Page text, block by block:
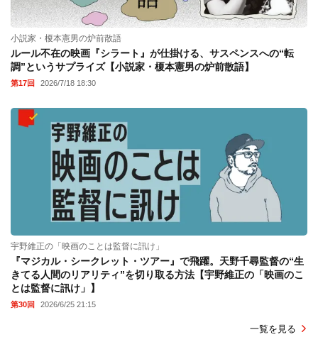
小説家・榎本憲男の炉前散語
ルール不在の映画『シラート』が仕掛ける、サスペンスへの“転
調”というサプライズ【小説家・榎本憲男の炉前散語】
第17回 2026/7/18 18:30
宇野維正の「映画のことは監督に訊け」
『マジカル・シークレット・ツアー』で飛躍。天野千尋監督の“生
きてる人間のリアリティ”を切り取る方法【宇野維正の「映画のこ
とは監督に訊け」】
第30回 2026/6/25 21:15
一覧を見る